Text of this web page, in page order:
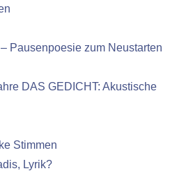
Pausenpoesie zum Neustarten
DAS GEDICHT: Akustische
Stimmen
Lyrik?